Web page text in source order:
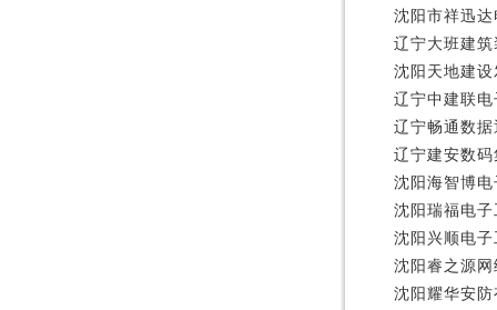
沈阳市祥迅
辽宁大班建
沈阳天地建
辽宁中建联
辽宁畅通数
辽宁建安数
沈阳海智博
沈阳瑞福电
沈阳兴顺电
沈阳睿之源
沈阳耀华安